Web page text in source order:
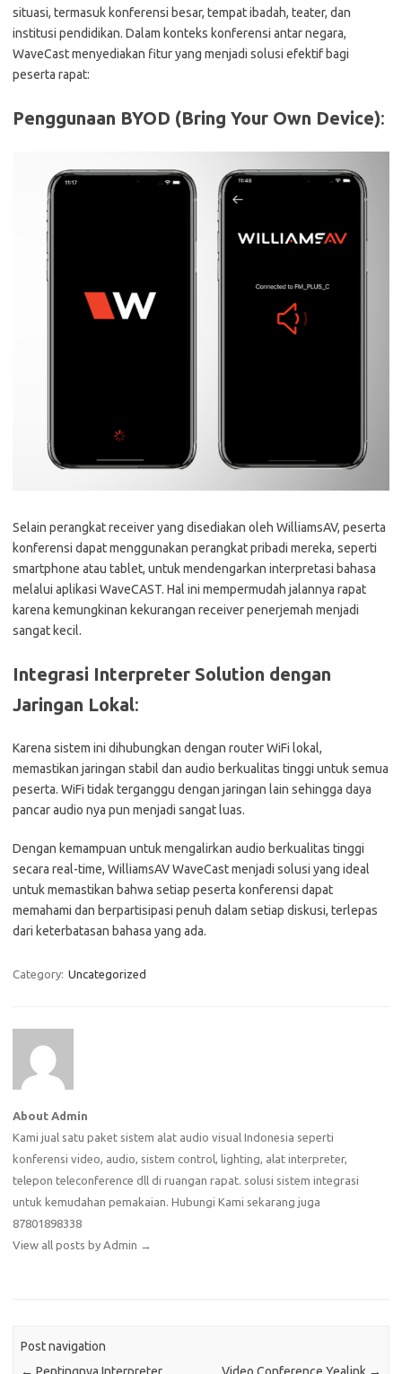
situasi, termasuk konferensi besar, tempat ibadah, teater, dan
institusi pendidikan. Dalam konteks konferensi antar negara,
WaveCast menyediakan fitur yang menjadi solusi efektif bagi
peserta rapat:
Penggunaan BYOD (Bring Your Own Device):
Selain perangkat receiver yang disediakan oleh WilliamsAV, peserta
konferensi dapat menggunakan perangkat pribadi mereka, seperti
smartphone atau tablet, untuk mendengarkan interpretasi bahasa
melalui aplikasi WaveCAST. Hal ini mempermudah jalannya rapat
karena kemungkinan kekurangan receiver penerjemah menjadi
sangat kecil.
Integrasi Interpreter Solution dengan
Jaringan Lokal:
Karena sistem ini dihubungkan dengan router WiFi lokal,
memastikan jaringan stabil dan audio berkualitas tinggi untuk semua
peserta. WiFi tidak terganggu dengan jaringan lain sehingga daya
pancar audio nya pun menjadi sangat luas.
Dengan kemampuan untuk mengalirkan audio berkualitas tinggi
secara real-time, WilliamsAV WaveCast menjadi solusi yang ideal
untuk memastikan bahwa setiap peserta konferensi dapat
memahami dan berpartisipasi penuh dalam setiap diskusi, terlepas
dari keterbatasan bahasa yang ada​​.
Category: Uncategorized
About Admin
Kami jual satu paket sistem alat audio visual Indonesia seperti
konferensi video, audio, sistem control, lighting, alat interpreter,
telepon teleconference dll di ruangan rapat. solusi sistem integrasi
untuk kemudahan pemakaian. Hubungi Kami sekarang juga
87801898338
View all posts by Admin →
Post navigation